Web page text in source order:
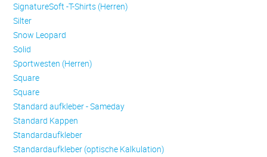
SignatureSoft -T-Shirts (Herren)
Silter
Snow Leopard
Solid
Sportwesten (Herren)
Square
Square
Standard aufkleber - Sameday
Standard Kappen
Standardaufkleber
Standardaufkleber (optische Kalkulation)